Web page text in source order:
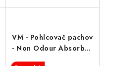
VM - Pohlcovač pachov
- Non Odour Absorber